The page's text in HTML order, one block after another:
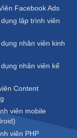
Facebook Ads
lập trình viên
nhân viên kinh
nhân viên kế
Content
viên mobile
viên PHP